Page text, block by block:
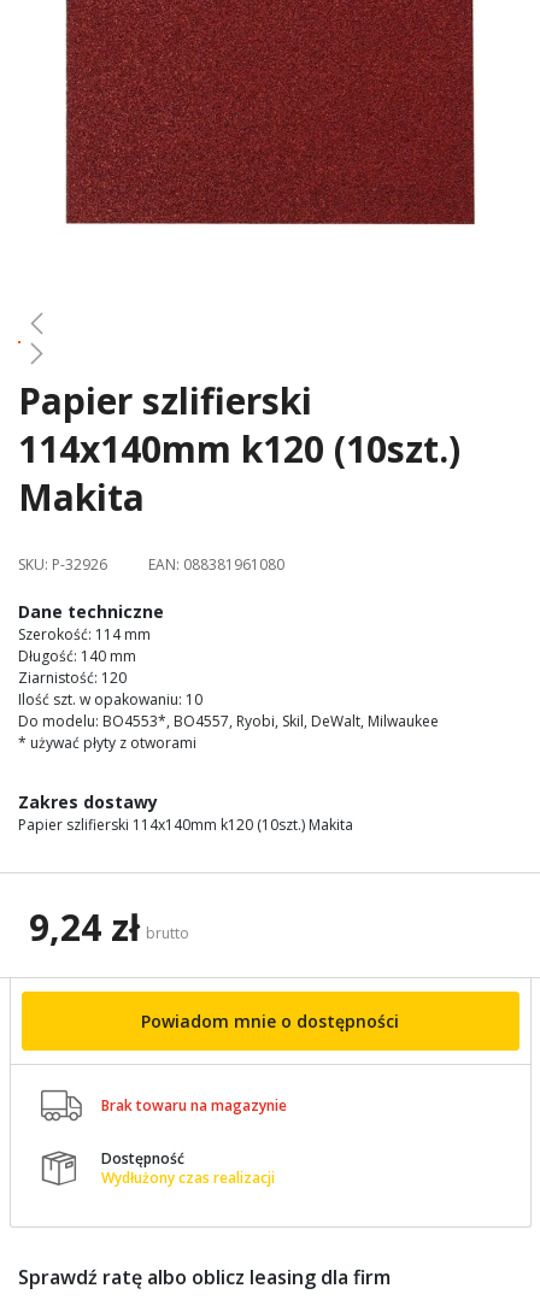
gallery
Skip
the
beginning
of
images
Papier szlifierski
114x140mm k120 (10szt.)
Makita
SKU: P-32926 EAN: 088381961080
Dane techniczne
Szerokość: 114 mm
Długość: 140 mm
Ziarnistość: 120
Ilość szt. w opakowaniu: 10
Do modelu: BO4553*, BO4557, Ryobi, Skil, DeWalt, Milwaukee
* używać płyty z otworami
Zakres dostawy
Papier szlifierski 114x140mm k120 (10szt.) Makita
9,24 zł brutto
Powiadom mnie o dostępności
 Brak towaru na magazynie

Dostępność
Wydłużony czas realizacji
Sprawdź ratę albo oblicz leasing dla firm